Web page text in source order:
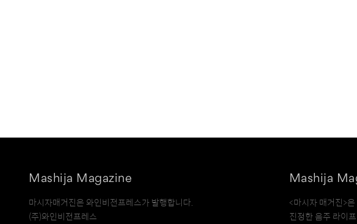
Mashija Magazine
마시자매거진은 와인비전프레스가 발행합니다.
(주)와인비전프레스
Mashija
<마시자 매거진>
진정한 음주 라이